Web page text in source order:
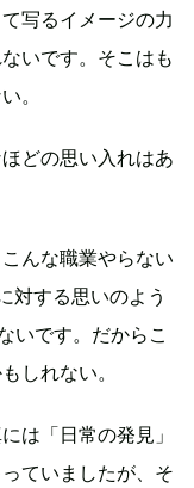
写るイメージの力
いです。そこはも
。
どの思い入れはあ
んな職業やらない
対する思いのよう
いです。だからこ
しれない。
は「日常の発見」
ていましたが、そ